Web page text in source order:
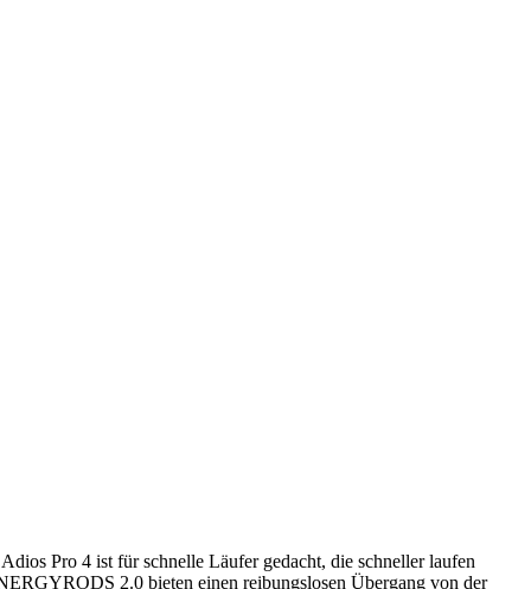
Pro 4 ist für schnelle Läufer gedacht, die schneller laufen
2.0 bieten einen reibungslosen Übergang von der